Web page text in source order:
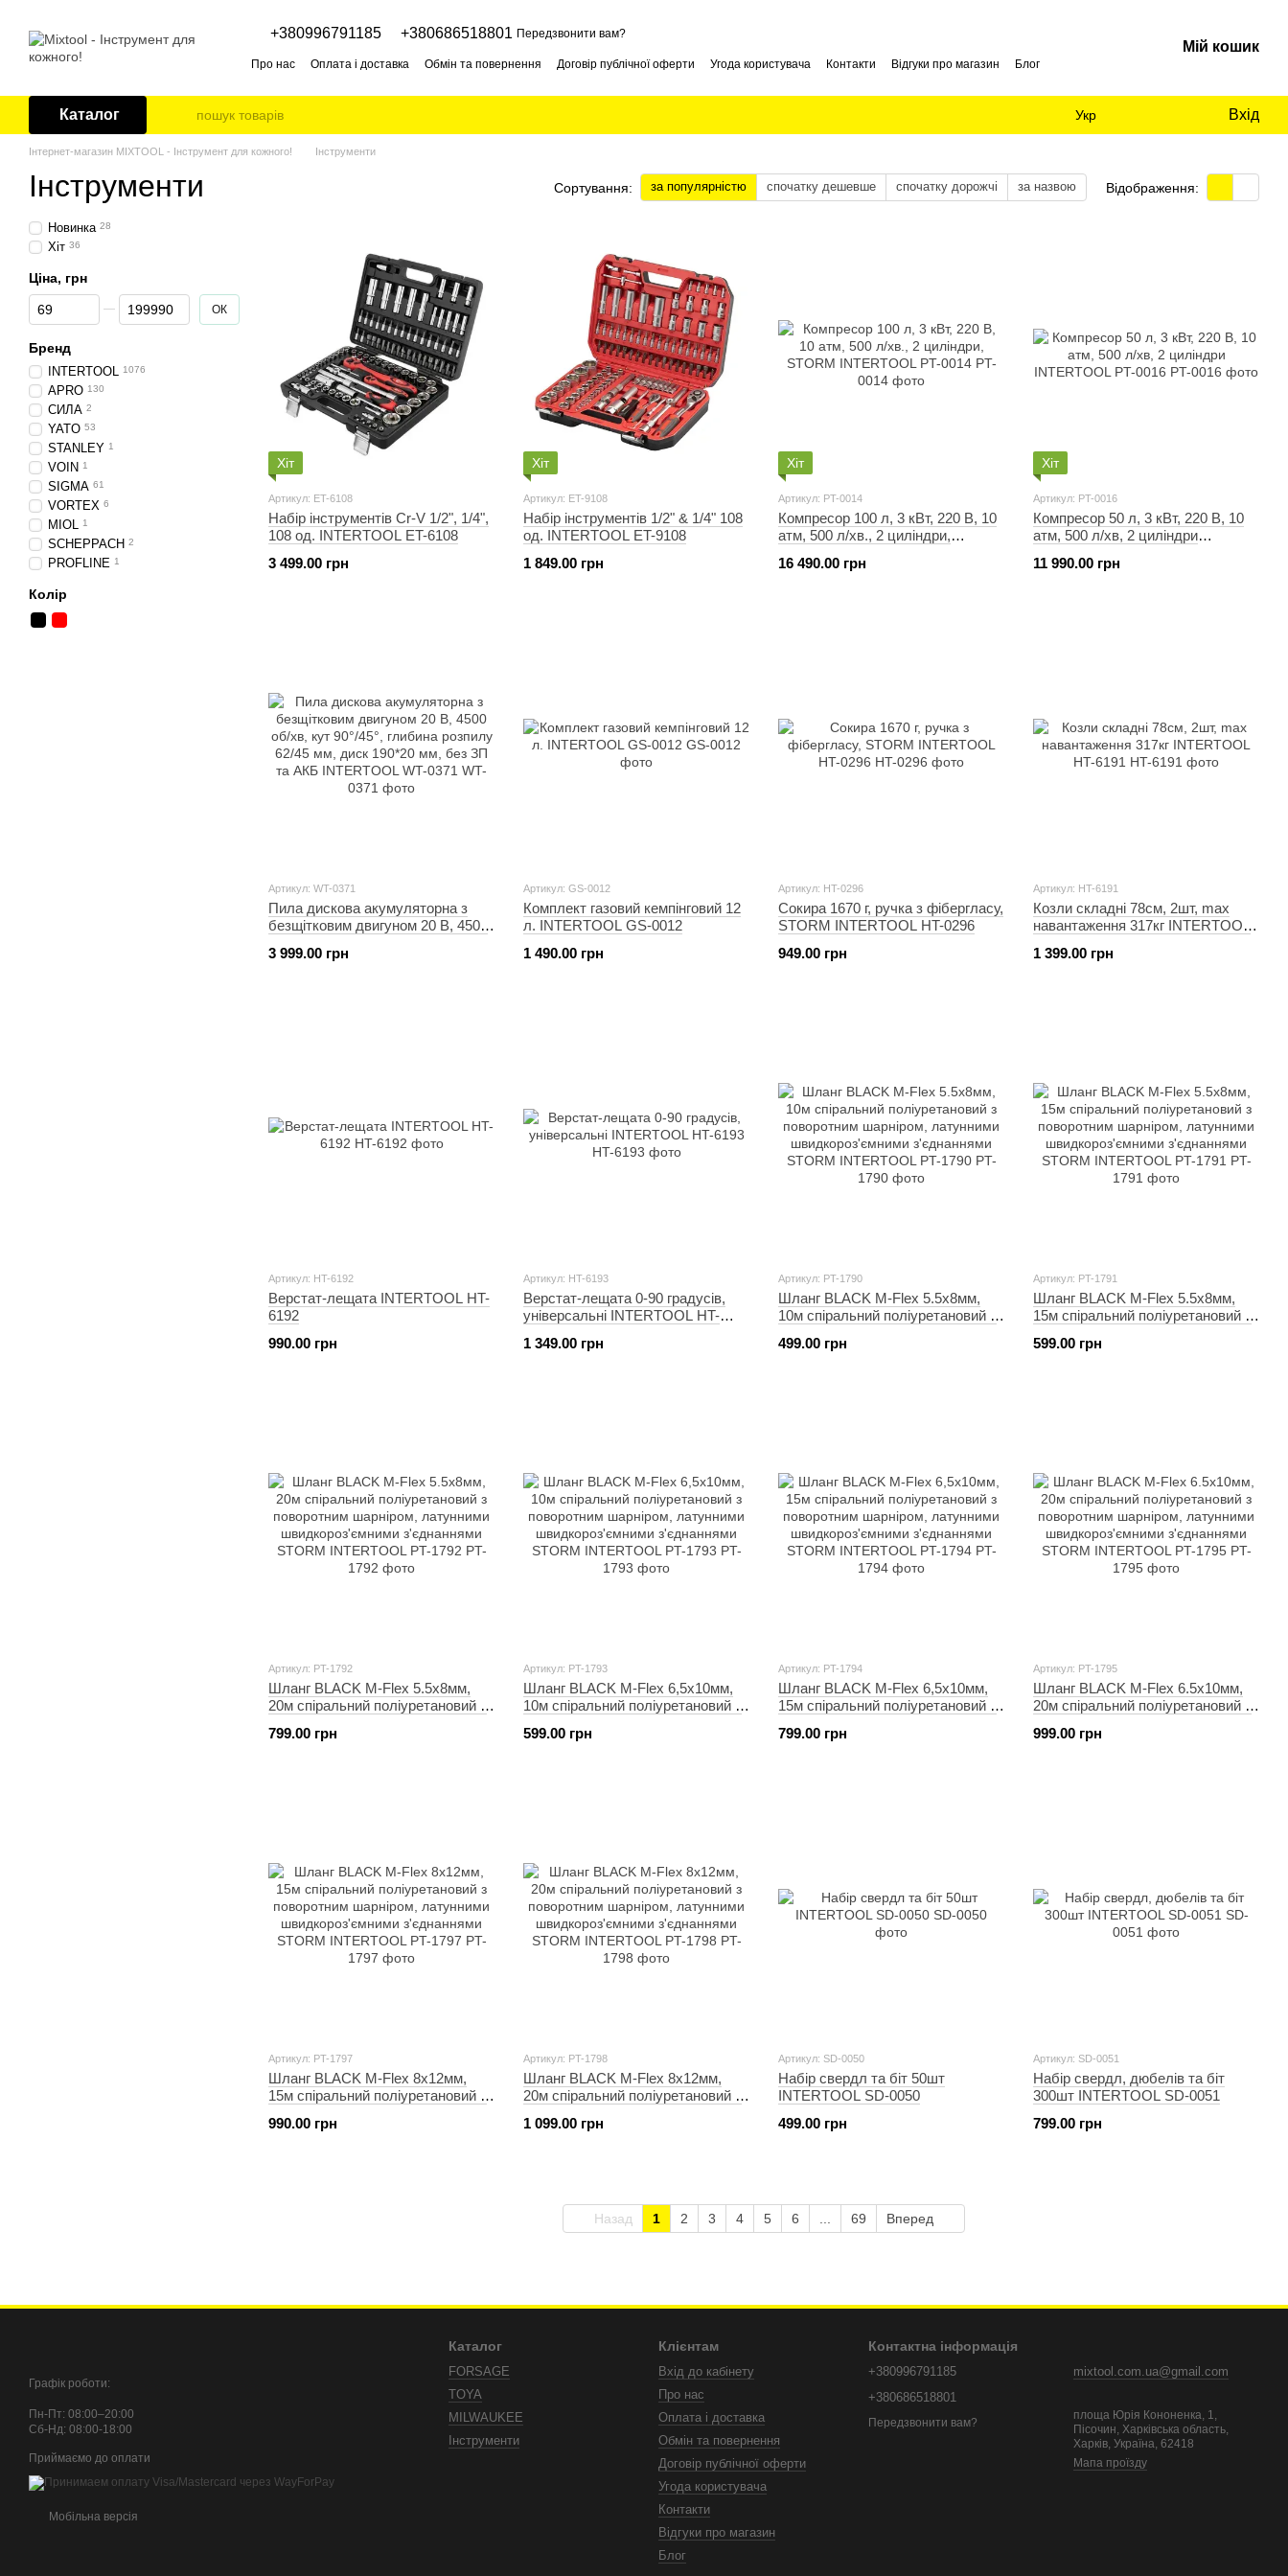
+380996791185 +380686518801 Передзвонити вам?
Про нас Оплата і доставка Обмін та повернення Договір публічної оферти Угода користувача Контакти Відгуки про магазин Блог
Мій кошик
Каталог Укр Вхід
Інтернет-магазин MIXTOOL - Інструмент для кожного! Інструменти
Інструменти Сортування: за популярністю спочатку дешевше спочатку дорожчі за назвою Відображення:
Хіт
Артикул: ET-6108
Набір інструментів Cr-V 1/2", 1/4",
108 од. INTERTOOL ET-6108
3 499.00 грн
Хіт
Артикул: ET-9108
Набір інструментів 1/2" & 1/4" 108
од. INTERTOOL ET-9108
1 849.00 грн
Хіт
Артикул: PT-0014
Компресор 100 л, 3 кВт, 220 В, 10
aтм, 500 л/хв., 2 циліндри,
16 490.00 грн
Хіт
Артикул: PT-0016
Компресор 50 л, 3 кВт, 220 В, 10
атм, 500 л/хв, 2 циліндри
11 990.00 грн
Артикул: WT-0371
Пила дискова акумуляторна з
безщітковим двигуном 20 В, 4500
розпилу 62/45 мм, диск 190*20
3 999.00 грн
Артикул: GS-0012
Комплект газовий кемпінговий 12
л. INTERTOOL GS-0012
1 490.00 грн
Артикул: HT-0296
Сокира 1670 г, ручка з фібергласу,
STORM INTERTOOL HT-0296
949.00 грн
Артикул: HT-6191
Козли складні 78см, 2шт, max
навантаження 317кг INTERTOOL
1 399.00 грн
Артикул: HT-6192
Верстат-лещата INTERTOOL HT-
6192
990.00 грн
Артикул: HT-6193
Верстат-лещата 0-90 градусів,
універсальні INTERTOOL HT-
1 349.00 грн
Артикул: PT-1790
Шланг BLACK M-Flex 5.5х8мм,
10м спіральний поліуретановий з
швидкороз'ємними з'єднаннями
499.00 грн
Артикул: PT-1791
Шланг BLACK M-Flex 5.5х8мм,
15м спіральний поліуретановий з
швидкороз'ємними з'єднаннями
599.00 грн
Артикул: PT-1792
Шланг BLACK M-Flex 5.5х8мм,
20м спіральний поліуретановий з
швидкороз'ємними з'єднаннями
799.00 грн
Артикул: PT-1793
Шланг BLACK M-Flex 6,5х10мм,
10м спіральний поліуретановий з
швидкороз'ємними з'єднаннями
599.00 грн
Артикул: PT-1794
Шланг BLACK M-Flex 6,5х10мм,
15м спіральний поліуретановий з
швидкороз'ємними з'єднаннями
799.00 грн
Артикул: PT-1795
Шланг BLACK M-Flex 6.5х10мм,
20м спіральний поліуретановий з
швидкороз'ємними з'єднаннями
999.00 грн
Артикул: PT-1797
Шланг BLACK M-Flex 8х12мм,
15м спіральний поліуретановий з
швидкороз'ємними з'єднаннями
990.00 грн
Артикул: PT-1798
Шланг BLACK M-Flex 8х12мм,
20м спіральний поліуретановий з
швидкороз'ємними з'єднаннями
1 099.00 грн
Артикул: SD-0050
Набір свердл та біт 50шт
INTERTOOL SD-0050
499.00 грн
Артикул: SD-0051
Набір свердл, дюбелів та біт
300шт INTERTOOL SD-0051
799.00 грн
Назад 1 2 3 4 5 6 69 Вперед
Новинка 28
Хіт 36
Ціна, грн
Від Ціна, грн
До Ціна, грн ОК
Бренд
INTERTOOL 1076
APRO 130
СИЛА 2
YATO 53
STANLEY 1
VOIN 1
SIGMA 61
VORTEX 6
MIOL 1
SCHEPPACH 2
PROFLINE 1
Колір
Графік роботи:
Пн-Пт: 08:00–20:00
Сб-Нд: 08:00-18:00
Приймаємо до оплати
Мобільна версія
Каталог
FORSAGE
TOYA
MILWAUKEE
Інструменти
Клієнтам
Вхід до кабінету
Про нас
Оплата і доставка
Обмін та повернення
Договір публічної оферти
Угода користувача
Контакти
Відгуки про магазин
Блог
Контактна інформація
+380996791185
+380686518801
Передзвонити вам?
mixtool.com.ua@gmail.com
площа Юрія Кононенка, 1,
Пісочин, Харківська область,
Харків, Україна, 62418
Мапа проїзду